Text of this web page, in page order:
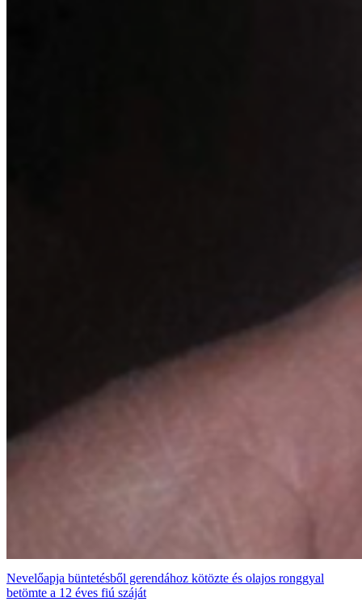
Nevelőapja büntetésből gerendához kötözte és olajos ronggyal
betömte a 12 éves fiú száját